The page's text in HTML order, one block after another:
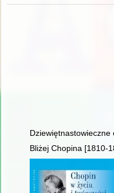
Dziewiętnastowieczne
Bliżej Chopina [1810-